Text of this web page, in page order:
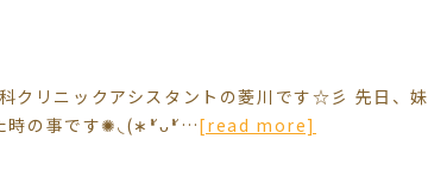
クリニックアシスタントの菱川です☆彡 先日、妹
時の事です✺◟(∗❛ัᴗ❛ั…[read more]